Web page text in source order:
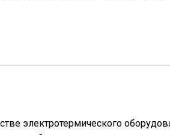
электротермического